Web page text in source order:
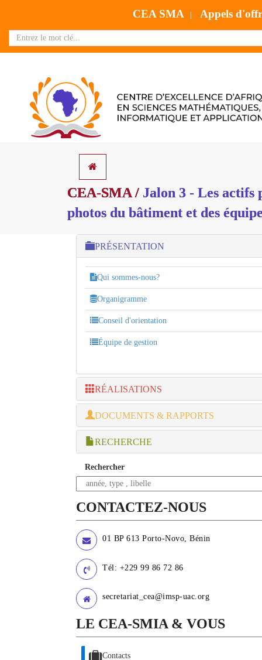
CEA SMA Appels
CEA-SMA / Jalon 3 - Les actifs
photos du bâtiment et des
PRÉSENTATION
Qui sommes-nous?
Organigramme
Conseil d'orientation
Équipe de gestion
RÉALISATIONS
DOCUMENTS & RAPPORTS
RECHERCHE
Rechercher
CONTACTEZ-NOUS
01 BP 613 Porto-Novo, Bénin
Tél: +229 99 86 72 86
secretariat_cea@imsp-uac.org
LE CEA-SMIA & VOUS
Contacts